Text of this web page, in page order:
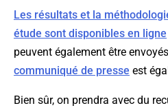
Les résultats et la
étude sont disponibles en ligne
peuvent également être
communiqué de presse est
Bien sûr, on prendra avec du